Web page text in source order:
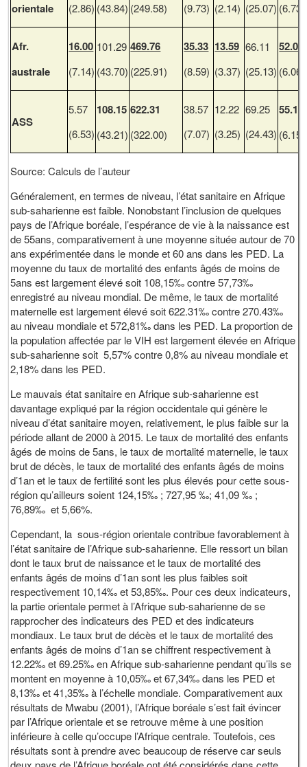
orientale
(2.86) (43.84) (249.58)
(9.73) (2.14) (25.07) (6.73)
Afr.
australe
16.00
(7.14)
101.29
(43.70)
469.76
(225.91)
35.33
(8.59)
13.59
(3.37)
66.11
(25.13)
52.04
(6.06)
ASS
5.57
(6.53)
108.15
(43.21)
622.31
(322.00)
38.57
(7.07)
12.22
(3.25)
69.25
(24.43)
55.15
(6.15)
Source: Calculs de l’auteur
Généralement, en termes de niveau, l’état sanitaire en Afrique
sub-saharienne est faible. Nonobstant l’inclusion de quelques
pays de l’Afrique boréale, l’espérance de vie à la naissance est
de 55ans, comparativement à une moyenne située autour de 70
ans expérimentée dans le monde et 60 ans dans les PED. La
moyenne du taux de mortalité des enfants âgés de moins de
5ans est largement élevé soit 108,15‰ contre 57,73‰
enregistré au niveau mondial. De même, le taux de mortalité
maternelle est largement élevé soit 622.31‰ contre 270.43‰
au niveau mondiale et 572,81‰ dans les PED. La proportion de
la population affectée par le VIH est largement élevée en Afrique
sub-saharienne soit 5,57% contre 0,8% au niveau mondiale et
2,18% dans les PED.
Le mauvais état sanitaire en Afrique sub-saharienne est
davantage expliqué par la région occidentale qui génère le
niveau d’état sanitaire moyen, relativement, le plus faible sur la
période allant de 2000 à 2015. Le taux de mortalité des enfants
âgés de moins de 5ans, le taux de mortalité maternelle, le taux
brut de décès, le taux de mortalité des enfants âgés de moins
d’1an et le taux de fertilité sont les plus élevés pour cette sous-
région qu’ailleurs soient 124,15‰ ; 727,95 ‰; 41,09 ‰ ;
76,89‰ et 5,66%.
Cependant, la sous-région orientale contribue favorablement à
l’état sanitaire de l’Afrique sub-saharienne. Elle ressort un bilan
dont le taux brut de naissance et le taux de mortalité des
enfants âgés de moins d’1an sont les plus faibles soit
respectivement 10,14‰ et 53,85‰. Pour ces deux indicateurs,
la partie orientale permet à l’Afrique sub-saharienne de se
rapprocher des indicateurs des PED et des indicateurs
mondiaux. Le taux brut de décès et le taux de mortalité des
enfants âgés de moins d’1an se chiffrent respectivement à
12.22‰ et 69.25‰ en Afrique sub-saharienne pendant qu’ils se
montent en moyenne à 10,05‰ et 67,34‰ dans les PED et
8,13‰ et 41,35‰ à l’échelle mondiale. Comparativement aux
résultats de Mwabu (2001), l’Afrique boréale s’est fait évincer
par l’Afrique orientale et se retrouve même à une position
inférieure à celle qu’occupe l’Afrique centrale. Toutefois, ces
résultats sont à prendre avec beaucoup de réserve car seuls